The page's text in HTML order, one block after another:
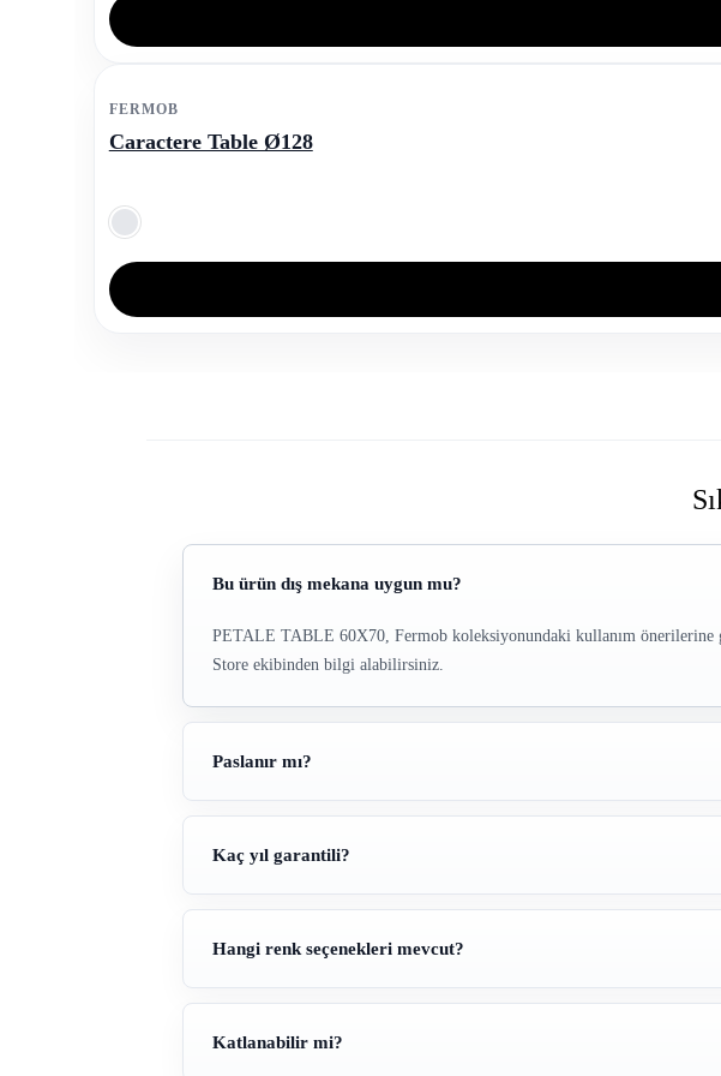
FERMOB
Caractere Table Ø128
Bu ürün dış mekana uygun mu?
PETALE TABLE 60X70, Fermob koleksiyonundaki kullanım önerilerine
Store ekibinden bilgi alabilirsiniz.
Paslanır mı?
Kaç yıl garantili?
Hangi renk seçenekleri mevcut?
Katlanabilir mi?